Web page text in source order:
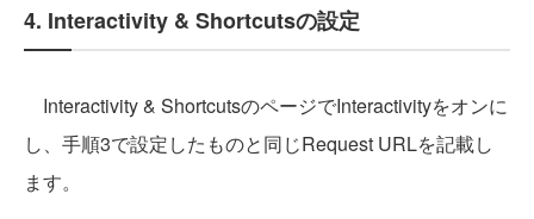
4. Interactivity & Shortcutsの設定
Interactivity & ShortcutsのページでInteractivityをオンに
し、手順3で設定したものと同じRequest URLを記載し
ます。